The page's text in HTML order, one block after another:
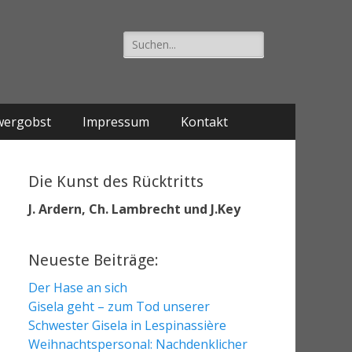
Suche
nach:
Impressum Kontakt
Die Kunst des Rücktritts
J. Ardern, Ch. Lambrecht und J.Key
Neueste Beiträge:
Der Hase an sich
Gisela geht – zum Tod unserer
Schwester Gisela in Lespinassière
Weihnachtspersonal: Nachdenklicher